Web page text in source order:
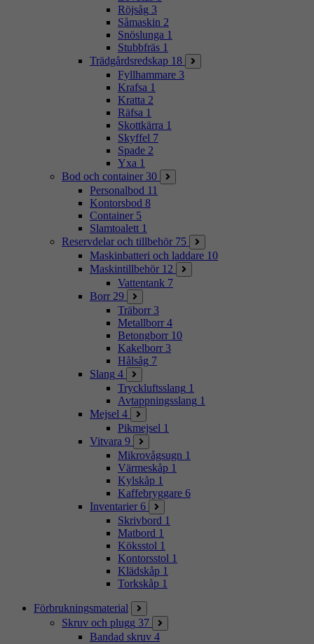
Röjsåg 3
Såmaskin 2
Snöslunga 1
Stubbfräs 1
Trädgårdsredskap 18
Fyllhammare 3
Krafsa 1
Kratta 2
Räfsa 1
Skottkärra 1
Skyffel 7
Spade 2
Yxa 1
Bod och container 30
Personalbod 11
Kontorsbod 8
Container 5
Slamtoalett 1
Reservdelar och tillbehör 75
Maskinbatteri och laddare 10
Maskintillbehör 12
Vattentank 7
Borr 29
Träborr 3
Metallborr 4
Betongborr 10
Kakelborr 3
Hålsåg 7
Slang 4
Tryckluftsslang 1
Avtappningsslang 1
Mejsel 4
Pikmejsel 1
Vitvara 9
Mikrovågsugn 1
Värmeskåp 1
Kylskåp 1
Kaffebryggare 6
Inventarier 6
Skrivbord 1
Matbord 1
Köksstol 1
Kontorsstol 1
Klädskåp 1
Torkskåp 1
Förbrukningsmaterial
Skruv och plugg 37
Bandad skruv 4